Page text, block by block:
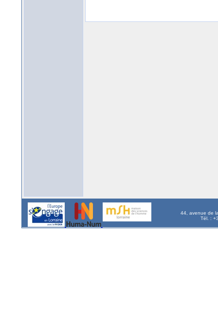
44, avenue de
Tél. :